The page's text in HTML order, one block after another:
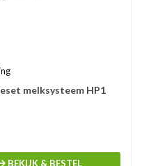
melksysteem HP1
BEKIJK & BESTEL